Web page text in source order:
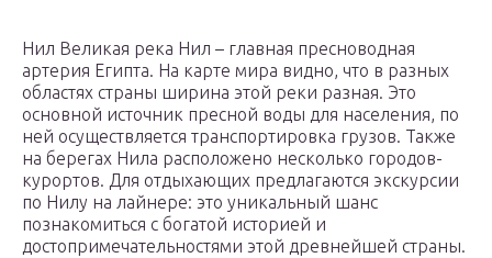
Нил Великая река Нил – главная пресноводная
артерия Египта. На карте мира видно, что в разных
областях страны ширина этой реки разная. Это
основной источник пресной воды для населения, по
ней осуществляется транспортировка грузов. Также
на берегах Нила расположено несколько городов-
курортов. Для отдыхающих предлагаются экскурсии
по Нилу на лайнере: это уникальный шанс
познакомиться с богатой историей и
достопримечательностями этой древнейшей страны.